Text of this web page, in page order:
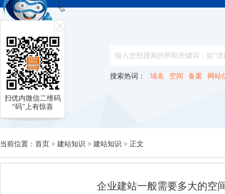
搜索热词： 域名 空间 备案 网站
当前位置： 首页 > 建站知识 > 建站知识 > 正文
企业建站一般需要多大的空
扫优内微信二维码
“码”上有惊喜